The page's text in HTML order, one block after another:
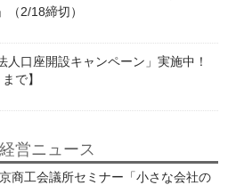
（2/18締切）
人口座開設キャンペーン」実施中！
で】
営ニュース
商工会議所セミナー「小さな会社の